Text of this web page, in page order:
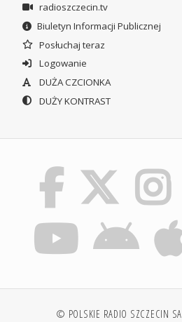
radioszczecin.tv
Biuletyn Informacji Publicznej
Posłuchaj teraz
Logowanie
DUŻA CZCIONKA
DUŻY KONTRAST
© POLSKIE RADIO SZCZECIN